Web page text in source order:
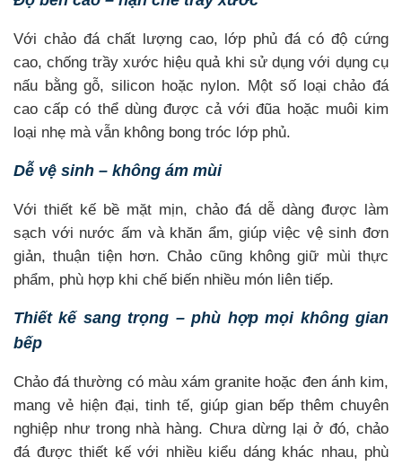
Với chảo đá chất lượng cao, lớp phủ đá có độ cứng
cao, chống trầy xước hiệu quả khi sử dụng với dụng cụ
nấu bằng gỗ, silicon hoặc nylon. Một số loại chảo đá
cao cấp có thể dùng được cả với đũa hoặc muôi kim
loại nhẹ mà vẫn không bong tróc lớp phủ.
Dễ vệ sinh – không ám mùi
Với thiết kế bề mặt mịn, chảo đá dễ dàng được làm
sạch với nước ấm và khăn ẩm, giúp việc vệ sinh đơn
giản, thuận tiện hơn. Chảo cũng không giữ mùi thực
phẩm, phù hợp khi chế biến nhiều món liên tiếp.
Thiết kế sang trọng – phù hợp mọi không gian
bếp
Chảo đá thường có màu xám granite hoặc đen ánh kim,
mang vẻ hiện đại, tinh tế, giúp gian bếp thêm chuyên
nghiệp như trong nhà hàng. Chưa dừng lại ở đó, chảo
đá được thiết kế với nhiều kiểu dáng khác nhau, phù